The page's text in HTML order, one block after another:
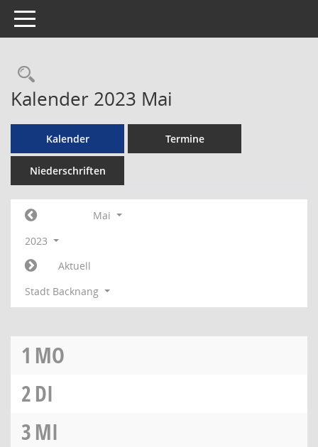
Toggle navigation
Rechercheauswahl
Kalender 2023 Mai
Kalender Termine
Niederschriften
Mai
2023
Aktuell
Stadt Backnang
1 MO
2DI
3MI